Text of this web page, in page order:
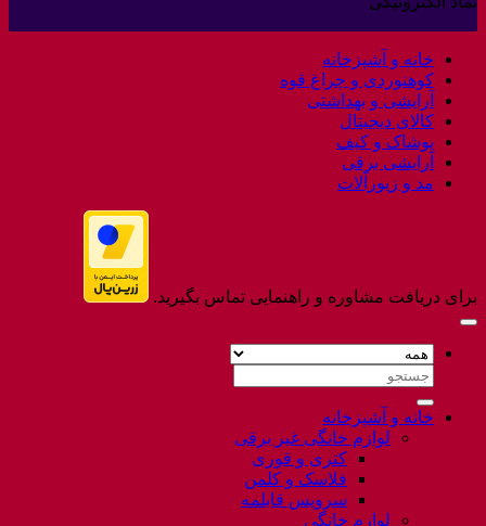
خانه و آشپزخانه
کوهنوردی و چراغ قوه
آرایشی و بهداشتی
کالای دیجیتال
پوشاک و کیف
آرایشی برقی
مد و زیورآلات
برای دریافت مشاوره و راهنمایی تماس بگیرید.
جستجو
خانه و آشپزخانه
لوازم خانگی غیر برقی
کتری و قوری
فلاسک و کلمن
سرویس قابلمه
لوازم خانگی